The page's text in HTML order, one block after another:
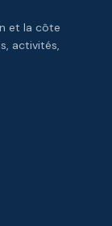
et la côte
activités,